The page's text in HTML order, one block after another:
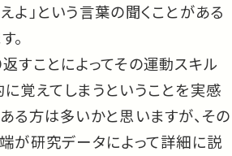
よ」という言葉の聞くことがある
。
すことによってその運動スキル
覚えてしまうということを実感
る方は多いかと思いますが、その
が研究データによって詳細に説